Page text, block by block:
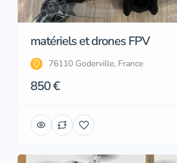
matériels et drones FPV
76110 Goderville, France
850 €